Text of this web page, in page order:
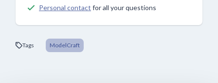
Personal contact for all your questions
Tags ModelCraft